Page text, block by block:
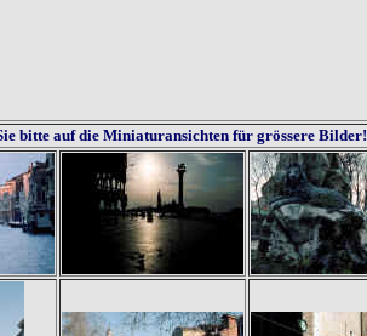
bitte auf die Miniaturansichten für grössere Bilder!